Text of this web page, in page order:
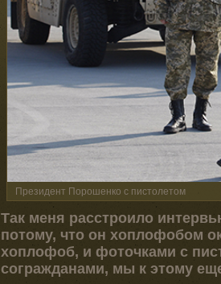
Президент Порошенко с пистолетом
Так меня расстроило
потому, что он хоплофобом
хоплофоб, и фоточками с
согражданами, мы к этому